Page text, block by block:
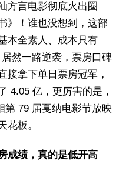
方言电影彻底火出圈
》！谁也没想到，这部
本全素人、成本只有
然一路逆袭，票房口碑
接拿下单日票房冠军，
4.05 亿，更厉害的是，
第 79 届戛纳电影节放映
花板。
成绩，真的是低开高